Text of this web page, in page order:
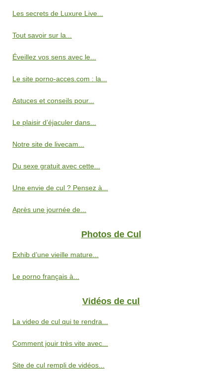
Les secrets de Luxure Live...
Tout savoir sur la...
Éveillez vos sens avec le...
Le site porno-acces.com : la...
Astuces et conseils pour...
Le plaisir d’éjaculer dans...
Notre site de livecam...
Du sexe gratuit avec cette...
Une envie de cul ? Pensez à...
Après une journée de...
Photos de Cul
Exhib d’une vieille mature...
Le porno français à...
Vidéos de cul
La video de cul qui te rendra...
Comment jouir très vite avec...
Site de cul rempli de vidéos...